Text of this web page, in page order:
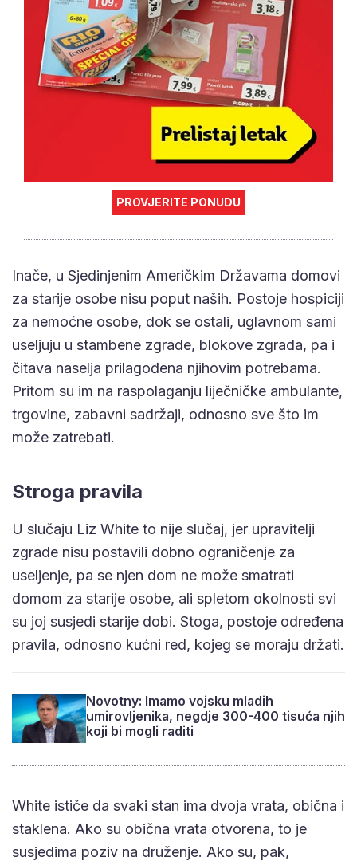
PROVJERITE PONUDU
Inače, u Sjedinjenim Američkim Državama domovi
za starije osobe nisu poput naših. Postoje hospiciji
za nemoćne osobe, dok se ostali, uglavnom sami
useljuju u stambene zgrade, blokove zgrada, pa i
čitava naselja prilagođena njihovim potrebama.
Pritom su im na raspolaganju liječničke ambulante,
trgovine, zabavni sadržaji, odnosno sve što im
može zatrebati.
Stroga pravila
U slučaju Liz White to nije slučaj, jer upravitelji
zgrade nisu postavili dobno ograničenje za
useljenje, pa se njen dom ne može smatrati
domom za starije osobe, ali spletom okolnosti svi
su joj susjedi starije dobi. Stoga, postoje određena
pravila, odnosno kućni red, kojeg se moraju držati.
Novotny: Imamo vojsku mladih
umirovljenika, negdje 300-400 tisuća njih
koji bi mogli raditi
White ističe da svaki stan ima dvoja vrata, obična i
staklena. Ako su obična vrata otvorena, to je
susjedima poziv na druženje. Ako su, pak,